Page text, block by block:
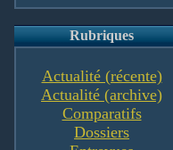
Rubriques
Actualité (récente)
Actualité (archive)
Comparatifs
Dossiers